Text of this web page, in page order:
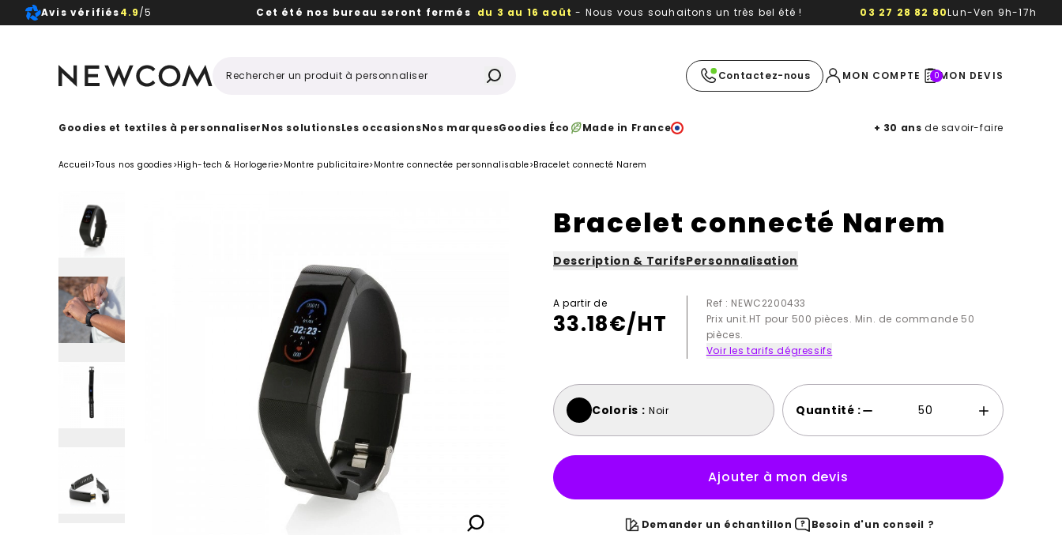
Avis vérifiés4.9/5 Cet été nos bureau seront fermés du 3 au 16 août - Nous vous souhaitons un très bel été !
03 27 28 82 80Lun-Ven 9h-17h
Contactez-nous MON COMPTE 0MON DEVIS
Goodies et textiles à personnaliserNos solutionsLes occasionsNos marquesGoodies Éco Made in France + 30 ans de savoir-faire
Accueil>Tous nos goodies >High-tech & Horlogerie>Montre publicitaire>Montre connectée personnalisable>Bracelet connecté Narem
Bracelet connecté Narem
Description & TarifsPersonnalisation
A partir de
33.18€/HT
Ref : NEWC2200433
Prix unit.HT pour 500 pièces. Min. de commande 50
pièces.
Voir les tarifs dégressifs
Coloris : Noir Quantité :
Ajouter à mon devis
Demander un échantillon Besoin d'un conseil ?